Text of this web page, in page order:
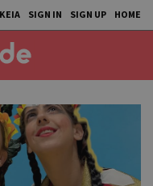
SIGN IN SIGN UP HOME